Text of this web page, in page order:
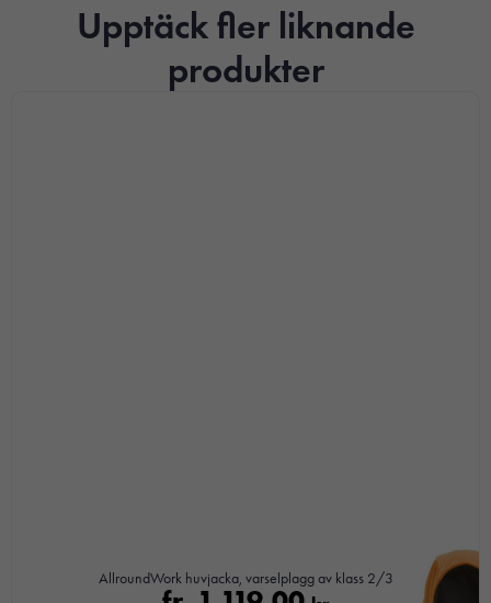
Upptäck fler liknande
produkter
AllroundWork huvjacka, varselplagg av klass 2/3